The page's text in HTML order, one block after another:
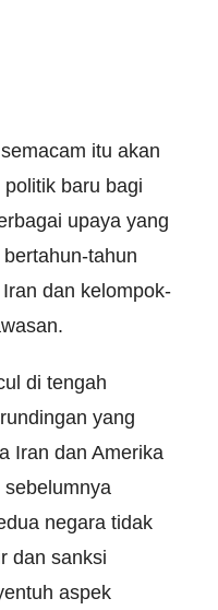
itu akan
baru bagi
upaya yang
tahun
dan kelompok-
di tengah
yang
Iran dan Amerika
negara tidak
dan sanksi
aspek